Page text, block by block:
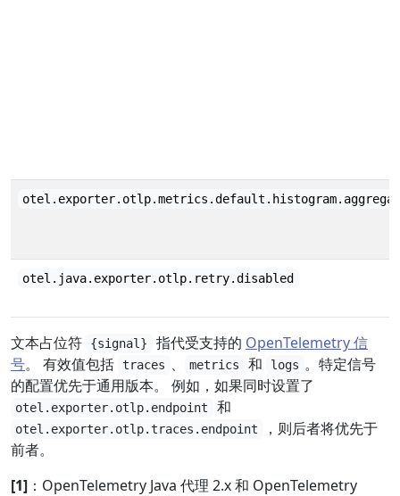
otel.java.exporter.otlp.retry.disabled
文本占位符 {signal} 指代受支持的 OpenTelemetry 信
号。 有效值包括 traces 、 metrics 和 logs 。特定信号
的配置优先于通用版本。 例如，如果同时设置了
otel.exporter.otlp.endpoint 和
otel.exporter.otlp.traces.endpoint
，则后者将优先于
前者。
[1] ：OpenTelemetry Java 代理 2.x 和 OpenTelemetry